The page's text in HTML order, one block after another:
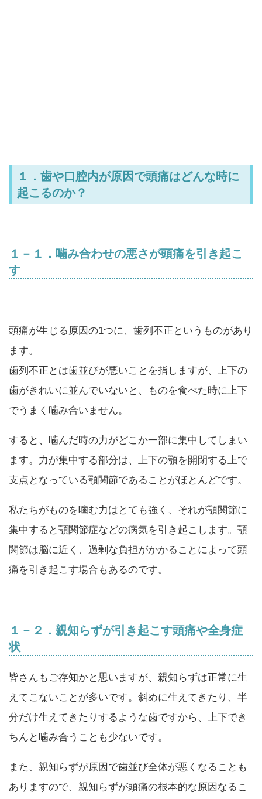
１．歯や口腔内が原因で頭痛はどんな時に
起こるのか？
１－１．噛み合わせの悪さが頭痛を引き起こ
す
頭痛が生じる原因の1つに、歯列不正というものがあり
ます。
歯列不正とは歯並びが悪いことを指しますが、上下の
歯がきれいに並んでいないと、ものを食べた時に上下
でうまく噛み合いません。
すると、噛んだ時の力がどこか一部に集中してしまい
ます。力が集中する部分は、上下の顎を開閉する上で
支点となっている顎関節であることがほとんどです。
私たちがものを噛む力はとても強く、それが顎関節に
集中すると顎関節症などの病気を引き起こします。顎
関節は脳に近く、過剰な負担がかかることによって頭
痛を引き起こす場合もあるのです。
１－２．親知らずが引き起こす頭痛や全身症
状
皆さんもご存知かと思いますが、親知らずは正常に生
えてこないことが多いです。斜めに生えてきたり、半
分だけ生えてきたりするような歯ですから、上下でき
ちんと噛み合うことも少ないです。
また、親知らずが原因で歯並び全体が悪くなることも
ありますので、親知らずが頭痛の根本的な原因なるこ